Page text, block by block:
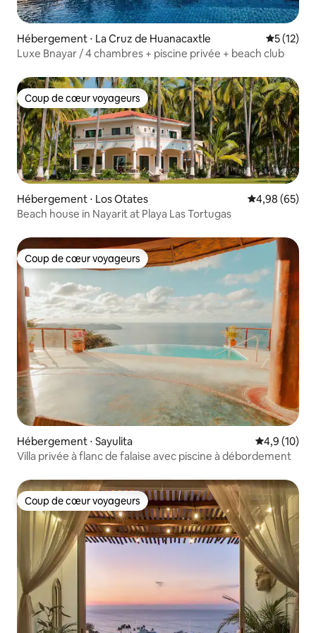
Hébergement ⋅ La Cruz de Huanacaxtle
5 (12)
Luxe Bnayar / 4 chambres + piscine privée + beach club
Coup de cœur voyageurs
Coup de cœur voyageurs
Hébergement ⋅ Los Otates Évaluation
4,98 (65)
Beach house in Nayarit at Playa Las Tortugas
Coup de cœur voyageurs
Coup de cœur voyageurs
Hébergement ⋅ Sayulita Évaluation
4,9 (10)
Villa privée à flanc de falaise avec piscine à débordement
Coup de cœur voyageurs
Coup de cœur voyageurs